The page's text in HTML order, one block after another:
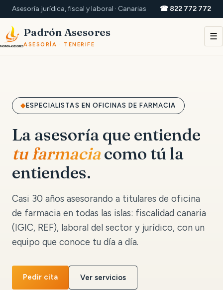
Asesoría jurídica, fiscal y laboral · Canarias ☎ 822 772 772
Padrón Asesores
ASESORÍA · TENERIFE
☰
ESPECIALISTAS EN OFICINAS DE FARMACIA
La asesoría que entiende
tu farmaciacomo tú la
entiendes.
Casi 30 años asesorando a titulares de oficina
de farmacia en todas las islas: fiscalidad canaria
(IGIC, REF), laboral del sector y jurídico, con un
equipo que conoce tu día a día.
Pedir cita Ver servicios